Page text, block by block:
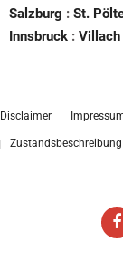
Salzburg : St.
Innsbruck : Villach
Disclaimer
Zustandsbeschreibung